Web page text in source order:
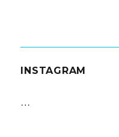
INSTAGRAM
…